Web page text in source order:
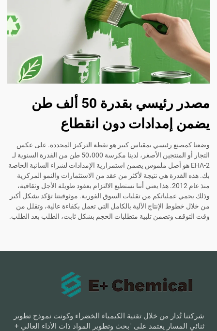
مصدر رئيسي بقدرة 50 ألف طن
يضمن إمدادات دون انقطاع
وضعنا كمصنع رئيسي بمقياس كبير هو نقطة التركيز المحددة. على عكس
التجار أو المنتجين الأصغر، لدينا مكرسة 50،000 طن من القدرة السنوية لـ
2-EHA هو أصل ملموس يضمن استمرارية الإمدادات لشراء السائبة الخاصة
بك. هذه القدرة هي نتيجة لأكثر من عقد من الاستثمارات والنمو المركزية
منذ عام 2012. هذا يعني أننا نستطيع الالتزام بعقود طويلة الأجل وثقافية،
وذلك يحمي عملياتكم من تقلبات السوق الفورية. موثوقيتنا تؤكد بشكل أكبر
من خلال خطوط الإنتاج الآلية بالكامل التي تعمل بكفاءة عالية، وتقلل من
وقت التوقف وتضمن تلبية متطلبات الحجم بشكل ثابت، الطلب بعد الطلب.
شركتنا تُدار من خلال تقنية الكيمياء الخضراء وكونت نموذج تطوير
ثنائي المسار يعتمد على "بحث وتطوير المواد ذات الأداء العالي +